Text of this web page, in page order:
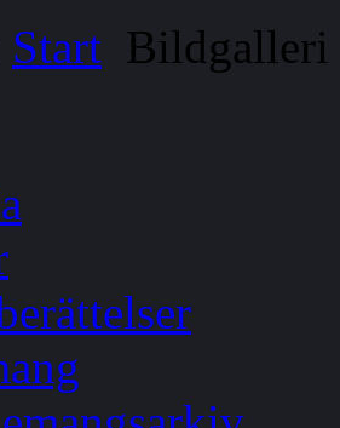
Start Bildgalleri